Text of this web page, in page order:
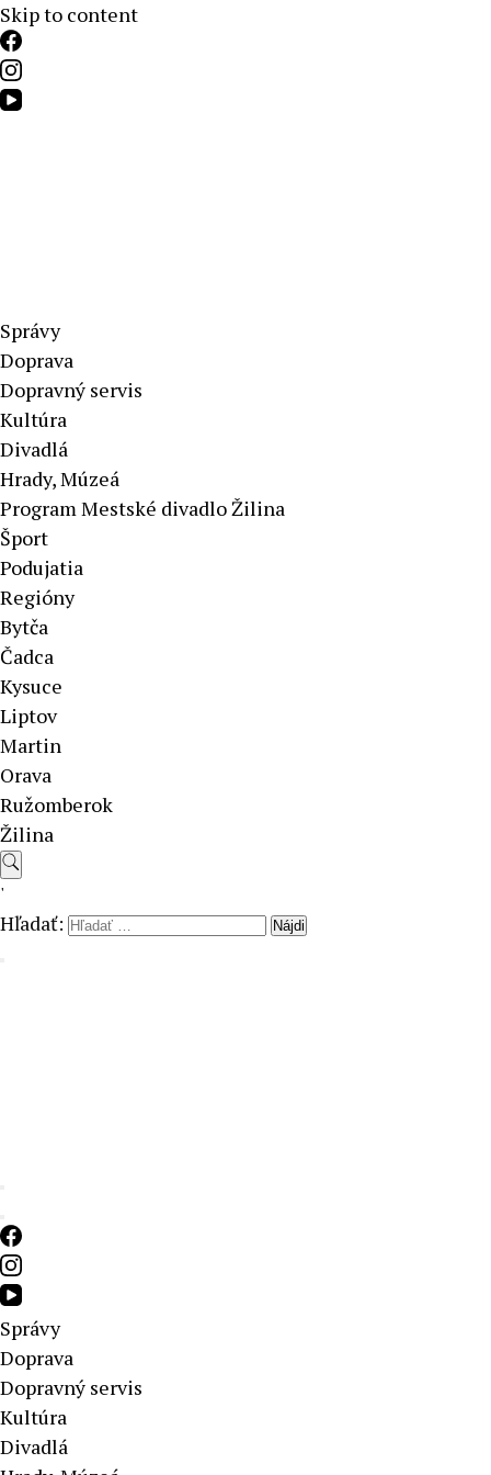
Skip to content
Aktuálne správy – severné Slovensko
Správy
Doprava
Dopravný servis
Kultúra
Divadlá
Hrady, Múzeá
Program Mestské divadlo Žilina
Šport
Podujatia
Regióny
Bytča
Čadca
Kysuce
Liptov
Martin
Orava
Ružomberok
Žilina
'
Hľadať:
Správy
Doprava
Dopravný servis
Kultúra
Divadlá